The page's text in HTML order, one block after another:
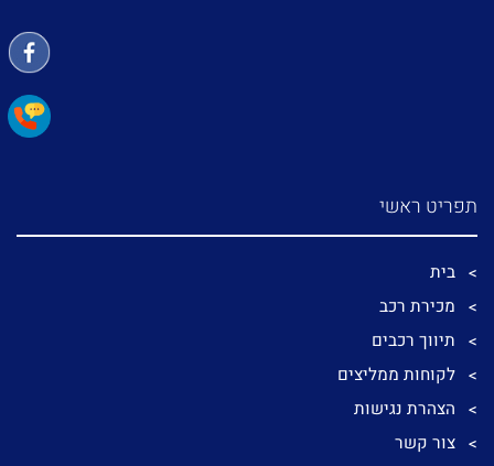
תפריט ראשי
בית
מכירת רכב
תיווך רכבים
לקוחות ממליצים
הצהרת נגישות
צור קשר